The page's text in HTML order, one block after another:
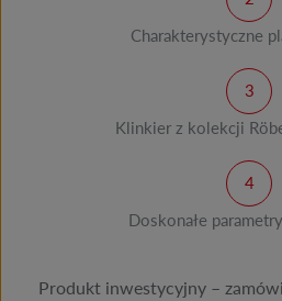
Charakterystyczne
Klinkier z kolekcji
Doskonałe
Produkt inwestycyjny –